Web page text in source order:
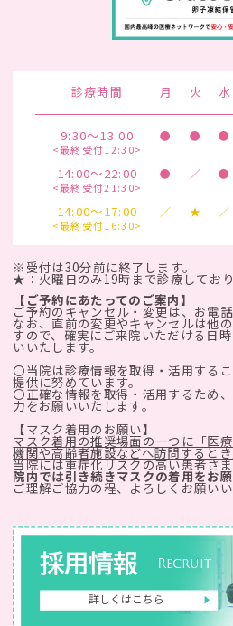
診療時間 月 火 水
9:30～13:00
<最終受付12:30>
● ● ●
14:00～22:00
<最終受付21:30>
● ／ ●
14:00～17:00
<最終受付16:30>
／ ★ ／
※受付は30分前に終了します。
★：火曜日のみ19時まで診療しており
【ご予約にあたってのご案内】
ご予約のキャンセル・変更は、お電
なお、直前の変更やキャンセルは他
すので、確実にご来院いただける日
いいたします。
〇当院は診療情報を取得・活用する
提供に努めています。
〇正確な情報を取得・活用するため
力をお願いいたします。
【マスク着用のお願い】
マスク着用の推奨場面の一つに「医
機関や高齢者施設などへ訪問すると
当院には重症化リスクの高い患者さ
院内では引き続きマスクの着用をお
ご理解ご協力の程、よろしくお願い
採用情報 Recruit
詳しくはこちら